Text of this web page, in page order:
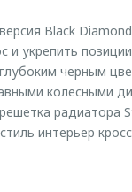
Black
укрепить
черным
колесными
радиатора
интерьер